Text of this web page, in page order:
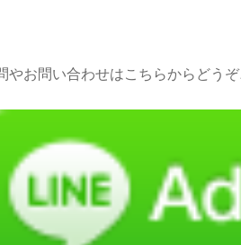
やお問い合わせはこちらからどうぞ